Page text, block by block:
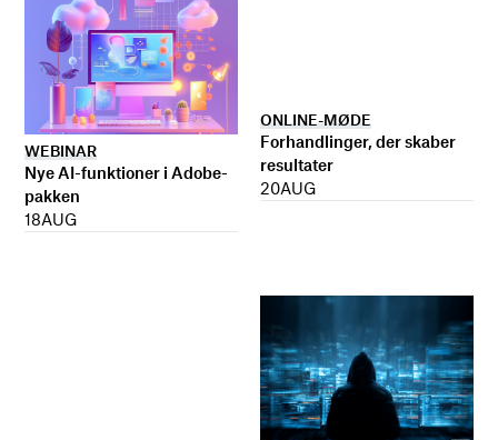
WEBINAR
Nye AI-funktioner i Adobe-
pakken
18AUG
ONLINE-MØDE
Forhandlinger, der skaber
resultater
20AUG